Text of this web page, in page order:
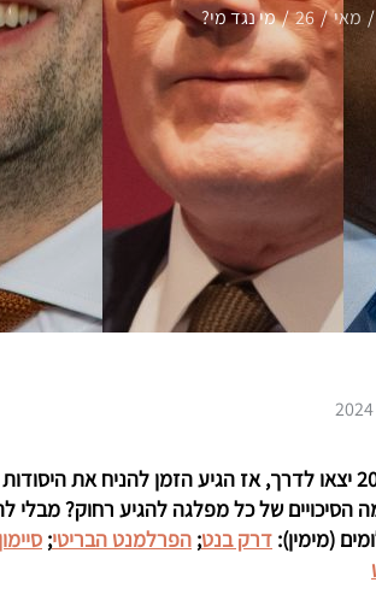
מאי 26 מי נגד מי?
הבחירות הכלליות שנת 2024 יצאו לדרך, אז הגיע הזמן
הסיכויים של כל מפלגה להגיע רחוק? מבלי
(מימין): דרק בנט; הפרלמנט הבריטי;